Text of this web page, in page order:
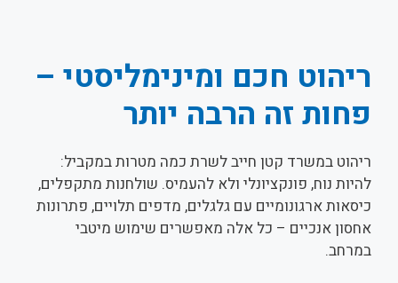
ריהוט חכם ומינימליסטי –
פחות זה הרבה יותר
ריהוט במשרד קטן חייב לשרת כמה מטרות במקביל:
להיות נוח, פונקציונלי ולא להעמיס. שולחנות מתקפלים,
כיסאות ארגונומיים עם גלגלים, מדפים תלויים, פתרונות
אחסון אנכיים – כל אלה מאפשרים שימוש מיטבי
במרחב.